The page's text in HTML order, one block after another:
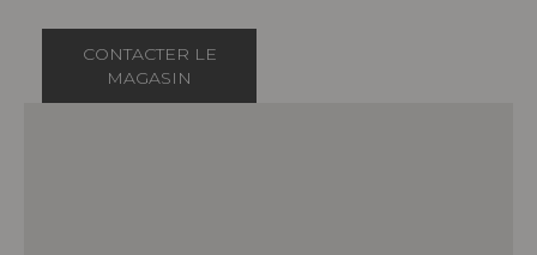
CONTACTER LE
MAGASIN